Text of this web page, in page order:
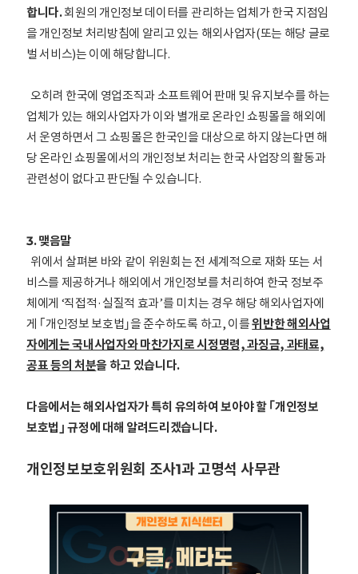
합니다.회원의 개인정보 데이터를 관리하는 업체가 한국 지점임
을 개인정보 처리방침에 알리고 있는 해외사업자(또는 해당 글로
벌 서비스)는 이에 해당합니다.
오히려 한국에 영업조직과 소프트웨어 판매 및 유지보수를 하는
업체가 있는 해외사업자가 이와 별개로 온라인 쇼핑몰을 해외에
서 운영하면서 그 쇼핑몰은 한국인을 대상으로 하지 않는다면 해
당 온라인 쇼핑몰에서의 개인정보 처리는 한국 사업장의 활동과
관련성이 없다고 판단될 수 있습니다.
3. 맺음말
위에서 살펴본 바와 같이 위원회는 전 세계적으로 재화 또는 서
비스를 제공하거나 해외에서 개인정보를 처리하여 한국 정보주
체에게 ‘직접적·실질적 효과’를 미치는 경우 해당 해외사업자에
게 ｢개인정보 보호법｣을 준수하도록 하고, 이를위반한 해외사업
자에게는 국내사업자와 마찬가지로 시정명령, 과징금, 과태료,
공표 등의 처분을 하고 있습니다.
다음에서는 해외사업자가 특히 유의하여 보아야 할 ｢개인정보
보호법｣ 규정에 대해 알려드리겠습니다.
개인정보보호위원회 조사1과 고명석 사무관